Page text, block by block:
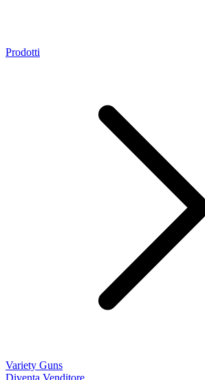
Prodotti
Variety Guns
Diventa Venditore